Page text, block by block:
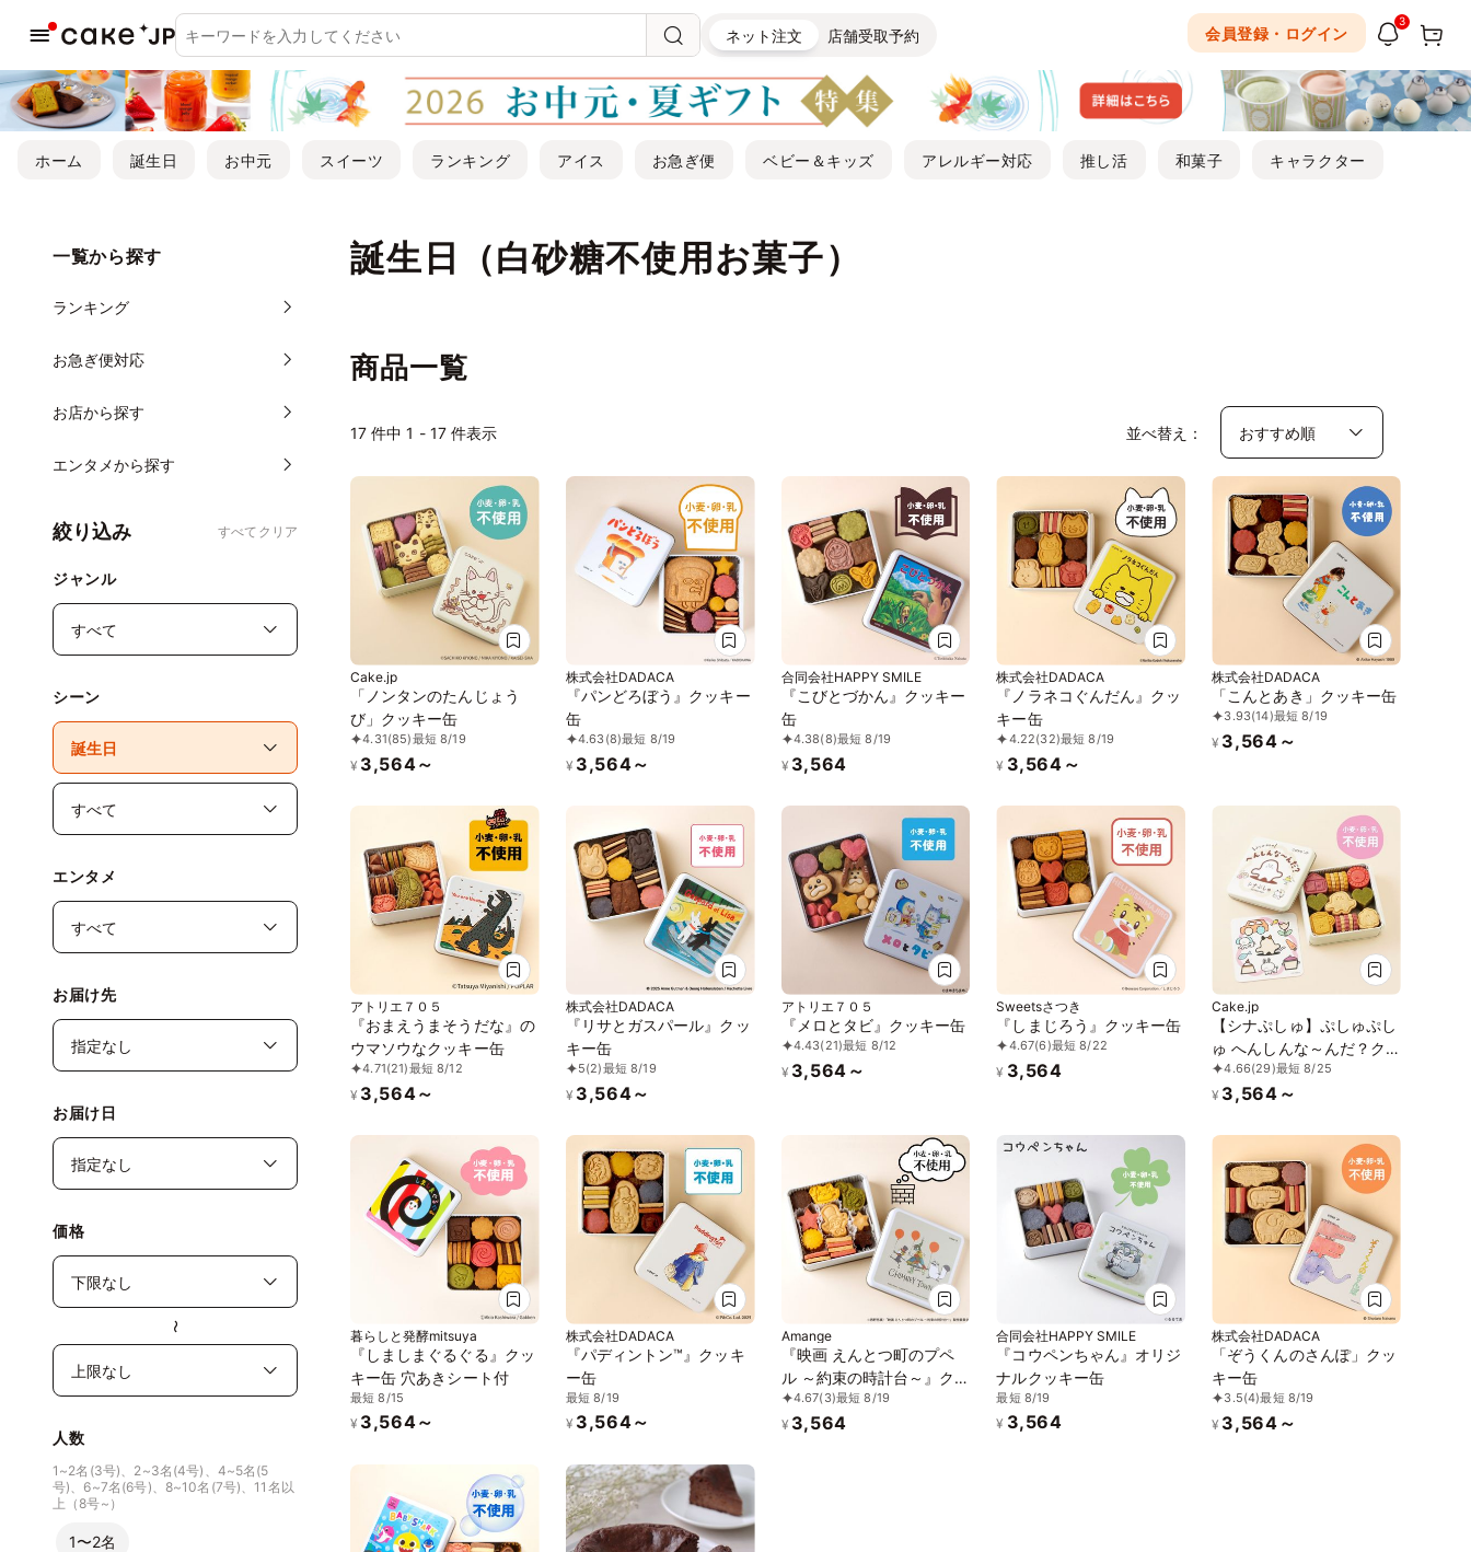
ネット注文 店舗受取予約 会員登録・ログイン
3
ホーム 誕生日 お中元 スイーツ ランキング アイス お急ぎ便 ベビー＆キッズ アレルギー対応 推し活 和菓子 キャラクター
誕生日（白砂糖不使用お菓子）
一覧から探す
ランキング
お急ぎ便対応
お店から探す
エンタメから探す
絞り込み すべてクリア
ジャンル
シーン
エンタメ
お届け先
お届け日
価格
〜
人数
1~2名(3号)、2~3名(4号)、4~5名(5
号)、6~7名(6号)、8~10名(7号)、11名以
上（8号~）
1〜2名
商品一覧
17 件中 1 - 17 件表示 並べ替え：
Cake.jp
「ノンタンのたんじょう
び」クッキー缶
4.31(85)最短 8/19
¥ 3,564～
株式会社DADACA
『パンどろぼう』クッキー
缶
4.63 (8)最短 8/19
¥ 3,564～
合同会社HAPPY SMILE
『こびとづかん』クッキー
缶
4.38(8)最短 8/19
¥ 3,564
株式会社DADACA
『ノラネコぐんだん』クッ
キー缶
4.22(32)最短 8/19
¥ 3,564～
株式会社DADACA
「こんとあき」クッキー缶
3.93(14)最短 8/19
¥ 3,564～
アトリエ７０５
『おまえうまそうだな』の
ウマソウなクッキー缶
4.71(21)最短 8/12
¥ 3,564～
株式会社DADACA
『リサとガスパール』クッ
キー缶
5(2)最短 8/19
¥ 3,564～
アトリエ７０５
『メロとタビ』クッキー缶
4.43(21)最短 8/12
¥ 3,564～
Sweetsさつき
『しまじろう』クッキー缶
4.67(6)最短 8/22
¥ 3,564
Cake.jp
【シナぷしゅ】ぷしゅぷし
ゅ へんしんな～んだ？ク
ッキー缶
4.66(29)最短 8/25
¥ 3,564～
暮らしと発酵mitsuya
『しましまぐるぐる』クッ
キー缶 穴あきシート付
最短 8/15
¥ 3,564～
株式会社DADACA
『パディントン™』クッキ
ー缶
最短 8/19
¥ 3,564～
Amange
『映画 えんとつ町のプペ
ル ～約束の時計台～』ク
ッキー缶
4.67(3)最短 8/19
¥ 3,564
合同会社HAPPY SMILE
『コウペンちゃん』オリジ
ナルクッキー缶
最短 8/19
¥ 3,564
株式会社DADACA
「ぞうくんのさんぽ」クッ
キー缶
3.5(4)最短 8/19
¥ 3,564～